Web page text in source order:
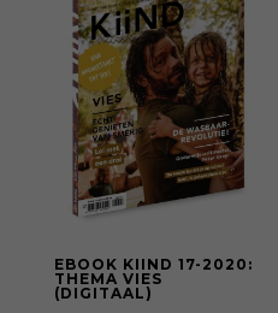
EBOOK KIIND 17-2020:
THEMA VIES
(DIGITAAL)